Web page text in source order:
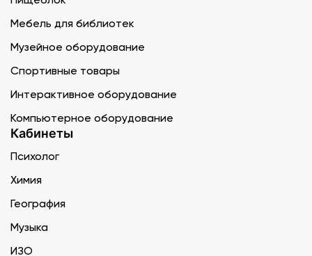
Мебель для библиотек
Музейное оборудование
Спортивные товары
Интерактивное оборудование
Компьютерное оборудование
Кабинеты
Психолог
Химия
География
Музыка
ИЗО